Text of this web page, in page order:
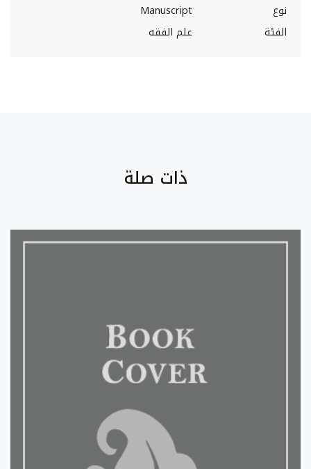
نوع
Manuscript
الفئة
علم الفقه
ذات صلة